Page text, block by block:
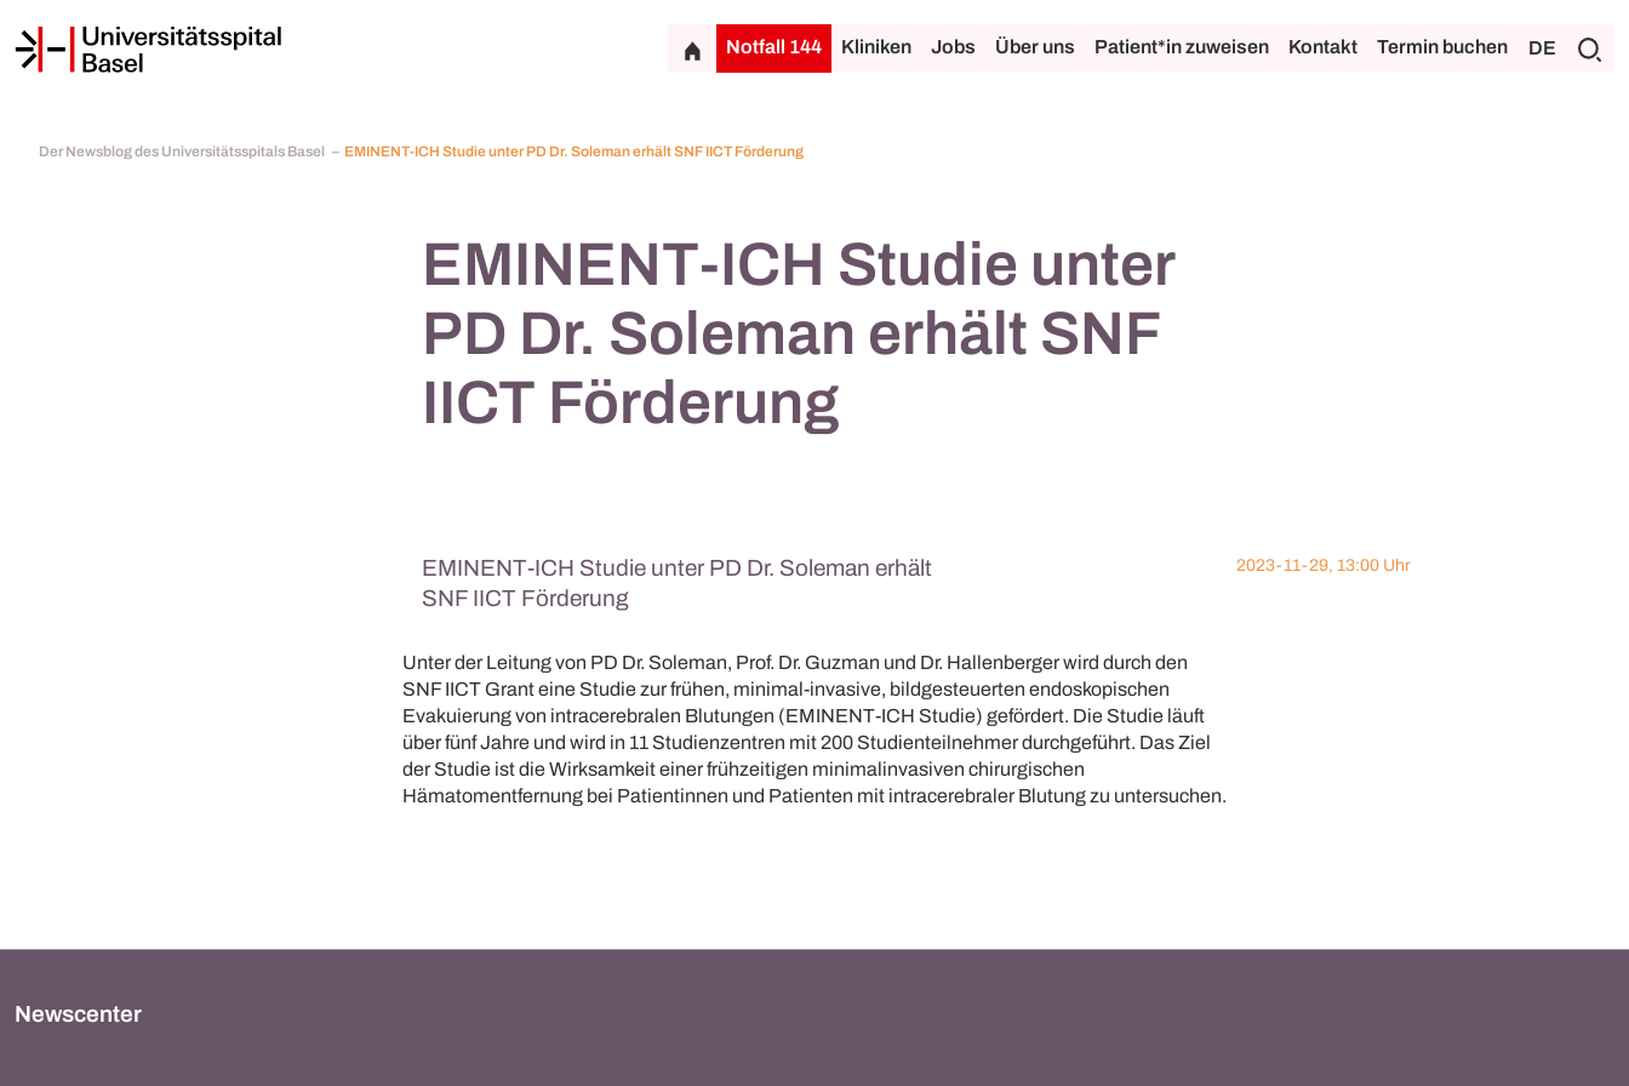
Notfall 144 Kliniken Jobs Über uns Patient*in zuweisen Kontakt Termin buchen DE
Der Newsblog des Universitätsspitals Basel EMINENT-ICH Studie unter PD Dr. Soleman erhält SNF IICT Förderung
EMINENT-ICH Studie unter
PD Dr. Soleman erhält SNF
IICT Förderung
EMINENT-ICH Studie unter PD Dr. Soleman erhält
SNF IICT Förderung
2023-11-29, 13:00 Uhr
Unter der Leitung von PD Dr. Soleman, Prof. Dr. Guzman und Dr. Hallenberger wird durch den
SNF IICT Grant eine Studie zur frühen, minimal-invasive, bildgesteuerten endoskopischen
Evakuierung von intracerebralen Blutungen (EMINENT-ICH Studie) gefördert. Die Studie läuft
über fünf Jahre und wird in 11 Studienzentren mit 200 Studienteilnehmer durchgeführt. Das Ziel
der Studie ist die Wirksamkeit einer frühzeitigen minimalinvasiven chirurgischen
Hämatomentfernung bei Patientinnen und Patienten mit intracerebraler Blutung zu untersuchen.
Newscenter